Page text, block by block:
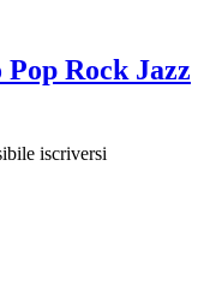
Rock Jazz
iscriversi